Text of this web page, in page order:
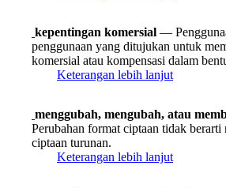
kepentingan komersial —
penggunaan yang ditujukan untuk
komersial atau kompensasi dalam
Keterangan lebih lanjut
menggubah, mengubah, atau
Perubahan format ciptaan tidak berarti
ciptaan turunan.
Keterangan lebih lanjut